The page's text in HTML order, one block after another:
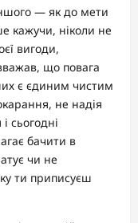
— як до мети
кажучи, ніколи не
вигоди,
що повага
є єдиним чистим
не надія
сьогодні
бачити в
чи не
ти приписуєш